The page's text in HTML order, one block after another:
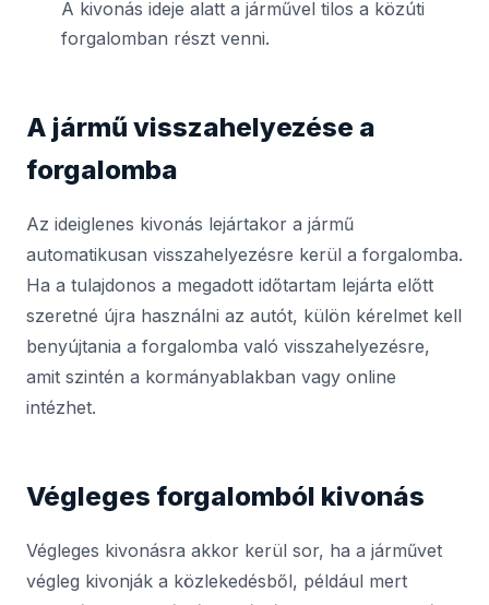
A kivonás ideje alatt a járművel tilos a közúti
forgalomban részt venni.
A jármű visszahelyezése a
forgalomba
Az ideiglenes kivonás lejártakor a jármű
automatikusan visszahelyezésre kerül a forgalomba.
Ha a tulajdonos a megadott időtartam lejárta előtt
szeretné újra használni az autót, külön kérelmet kell
benyújtania a forgalomba való visszahelyezésre,
amit szintén a kormányablakban vagy online
intézhet.
Végleges forgalomból kivonás
Végleges kivonásra akkor kerül sor, ha a járművet
végleg kivonják a közlekedésből, például mert